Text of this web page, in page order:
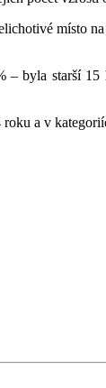
místo
– byla starší
a v